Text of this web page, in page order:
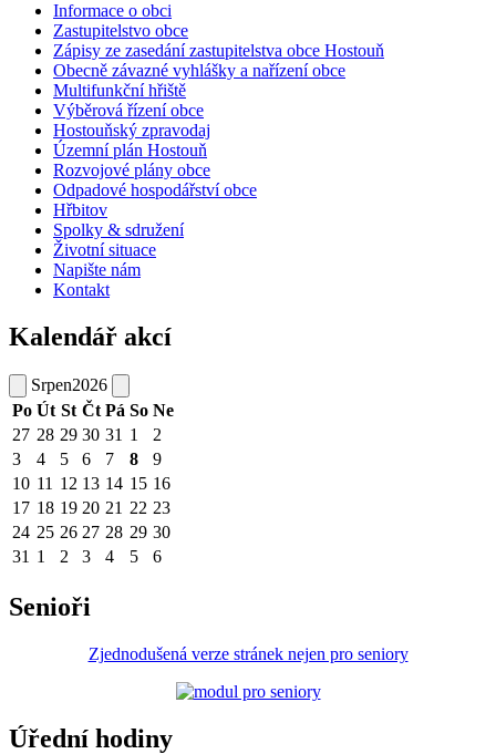
Informace o obci
Zastupitelstvo obce
Zápisy ze zasedání zastupitelstva obce Hostouň
Obecně závazné vyhlášky a nařízení obce
Multifunkční hřiště
Výběrová řízení obce
Hostouňský zpravodaj
Územní plán Hostouň
Rozvojové plány obce
Odpadové hospodářství obce
Hřbitov
Spolky & sdružení
Životní situace
Napište nám
Kontakt
Kalendář akcí
Srpen2026
Po Út St Čt Pá So Ne
27 28 29 30 31 1
2
3
4 5 6 7 8
9
10 11 12 13 14 15 16
17 18 19 20 21 22 23
24 25 26 27 28 29 30
31 1 2 3 4 5 6
Senioři
Zjednodušená verze stránek nejen pro seniory
Úřední hodiny